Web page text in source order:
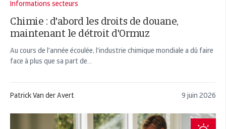
Informations secteurs
Chimie : d'abord les droits de douane,
maintenant le détroit d'Ormuz
Au cours de l'année écoulée, l'industrie chimique mondiale a dû faire
face à plus que sa part de...
Patrick Van der Avert 9 juin 2026